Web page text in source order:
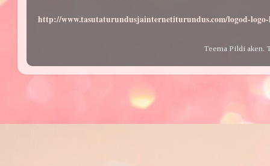
http://www.tasutaturundusjainternetiturundus.com/logod-
Teema Pildi aken.